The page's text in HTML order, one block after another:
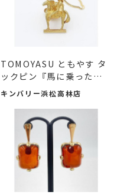
TOMOYASU ともやす タ
ックピン『馬に乗った
人』K18...
キンバリー浜松高林店